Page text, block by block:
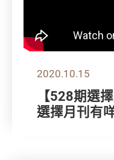
2020.10.15
【528期選
選擇月刊有